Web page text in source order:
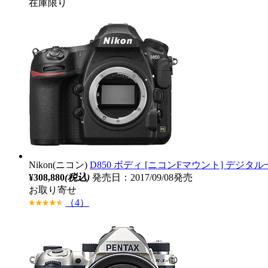
在庫限り
Nikon(ニコン) D850 ボディ [ニコンFマウント] デジタル
¥308,880(税込) 発売日：2017/09/08発売
お取り寄せ
（4）